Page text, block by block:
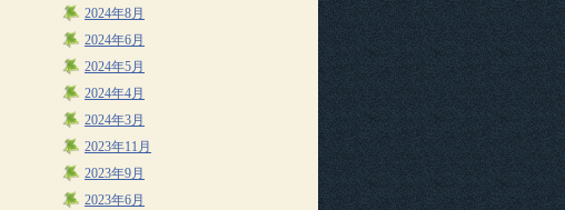
2024年8月
2024年6月
2024年5月
2024年4月
2024年3月
2023年11月
2023年9月
2023年6月